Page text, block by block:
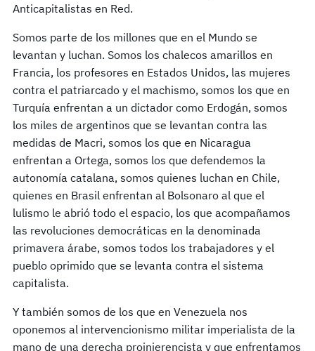
Anticapitalistas en Red.
Somos parte de los millones que en el Mundo se
levantan y luchan. Somos los chalecos amarillos en
Francia, los profesores en Estados Unidos, las mujeres
contra el patriarcado y el machismo, somos los que en
Turquía enfrentan a un dictador como Erdogán, somos
los miles de argentinos que se levantan contra las
medidas de Macri, somos los que en Nicaragua
enfrentan a Ortega, somos los que defendemos la
autonomía catalana, somos quienes luchan en Chile,
quienes en Brasil enfrentan al Bolsonaro al que el
lulismo le abrió todo el espacio, los que acompañamos
las revoluciones democráticas en la denominada
primavera árabe, somos todos los trabajadores y el
pueblo oprimido que se levanta contra el sistema
capitalista.
Y también somos de los que en Venezuela nos
oponemos al intervencionismo militar imperialista de la
mano de una derecha proinjerencista y que enfrentamos